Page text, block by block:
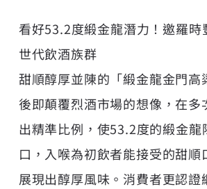
看好53.2度緞金龍潛力！邀羅時
世代飲酒族群
甜順醇厚並陳的「緞金龍金門高
後即顛覆烈酒市場的想像，在多
出精準比例，使53.2度的緞金龍
口，入喉為初飲者能接受的甜順
展現出醇厚風味。消費者更認證